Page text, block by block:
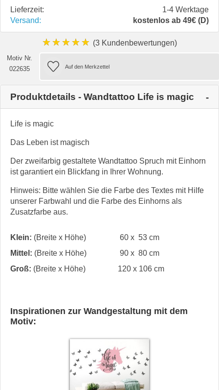
Lieferzeit:
1-4 Werktage
Versand:
kostenlos ab 49€ (D)
★★★★★ (3 Kundenbewertungen)
Motiv Nr.
022635
Produktdetails - Wandtattoo Life is magic
Life is magic
Das Leben ist magisch
Der zweifarbig gestaltete Wandtattoo Spruch mit Einhorn
ist garantiert ein Blickfang in Ihrer Wohnung.
Hinweis: Bitte wählen Sie die Farbe des Textes mit Hilfe
unserer Farbwahl und die Farbe des Einhorns als
Zusatzfarbe aus.
Klein: (Breite x Höhe)
60 x 53 cm
Mittel: (Breite x Höhe)
90 x 80 cm
Groß: (Breite x Höhe) 120 x 106 cm
Inspirationen zur Wandgestaltung mit dem
Motiv: